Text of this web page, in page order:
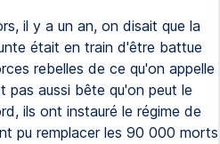
il y a un an, on disait que la
était en train d'être battue
rebelles de ce qu'on appelle
pas aussi bête qu'on peut le
ils ont instauré le régime de
pu remplacer les 90 000 morts